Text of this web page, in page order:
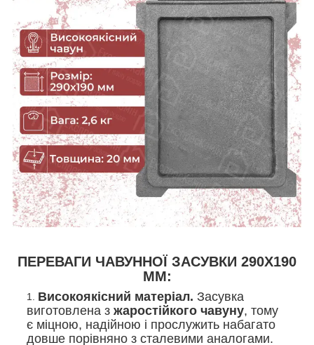
ПЕРЕВАГИ ЧАВУННОЇ ЗАСУВКИ 290Х190
ММ:
Високоякісний матеріал. Засувка
виготовлена з жаростійкого чавуну, тому
є міцною, надійною і прослужить набагато
довше порівняно з сталевими аналогами.